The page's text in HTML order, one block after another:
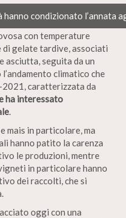
condizionato l’annata
con temperature
gelate tardive, associati
asciutta, seguita da un
climatico che
caratterizzata da
ha interessato
.
mais in particolare, ma
hanno patito la carenza
le produzioni, mentre
in particolare hanno
dei raccolti, che si
oggi con una